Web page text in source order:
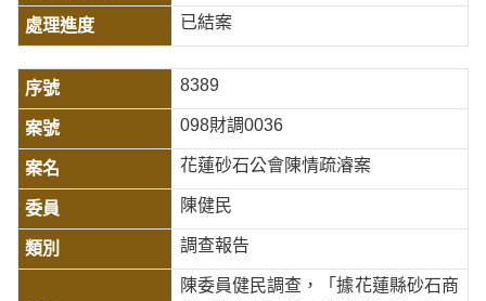
已結案
8389
098財調0036
花蓮砂石公會陳情疏濬案
陳健民
調查報告
陳委員健民調查，「據花蓮縣砂石商